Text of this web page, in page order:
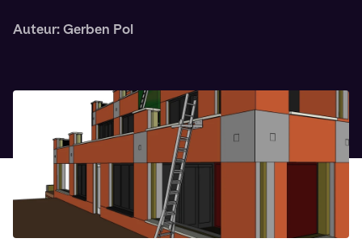
Auteur:Gerben Pol